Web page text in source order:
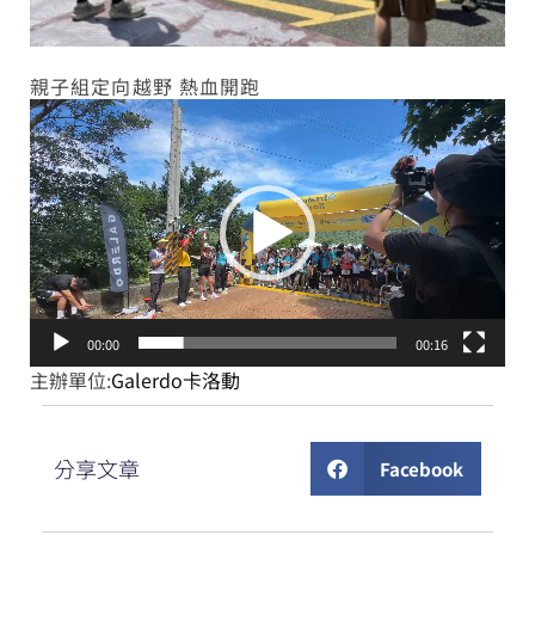
親子組定向越野 熱血開跑
視
訊
播
放
器
00:00 00:16
主辦單位:Galerdo卡洛動
分享文章 Facebook